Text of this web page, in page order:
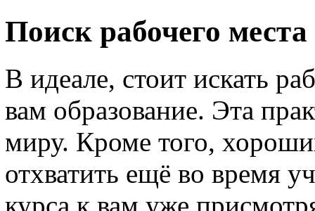
Поиск рабочего места
В идеале, стоит искать
вам образование. Эта
миру. Кроме того,
отхватить ещё во время
курса к вам уже